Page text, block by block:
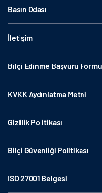
Basın Odası
İletişim
Bilgi Edinme Başvuru Formu
KVKK Aydınlatma Metni
Gizlilik Politikası
Bilgi Güvenliği Politikası
ISO 27001 Belgesi